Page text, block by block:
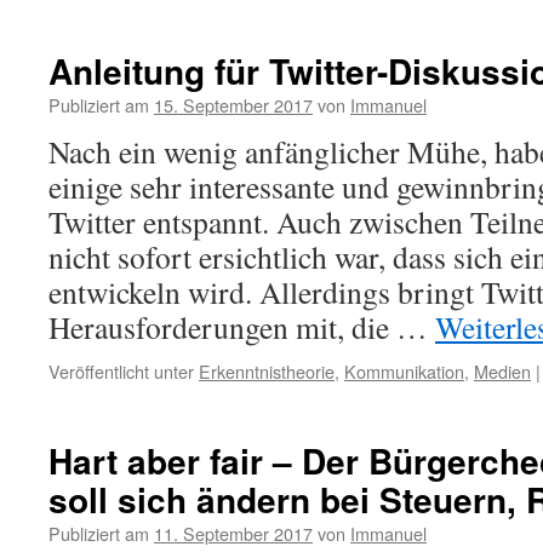
Anleitung für Twitter-
Publiziert am 15. September 2017von Immanuel
Nach ein wenig anfänglicher Mühe,
einige sehr interessante und
Twitter entspannt. Auch zwischen
nicht sofort ersichtlich war, dass sich
entwickeln wird. Allerdings bringt
Herausforderungen mit, die …
Veröffentlicht unter Erkenntnistheorie, Kommunikation, Medien |
Hart aber fair – Der
soll sich ändern bei Steuern,
Publiziert am 11. September 2017von Immanuel